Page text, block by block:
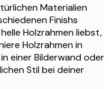
Materialien
Finishs
Holzrahmen liebst,
Holzrahmen in
einer Bilderwand oder
Stil bei deiner